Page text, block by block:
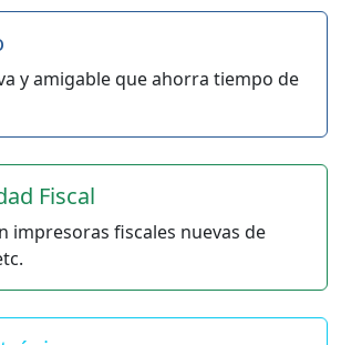
y amigable que ahorra tiempo de
Fiscal
impresoras fiscales nuevas de